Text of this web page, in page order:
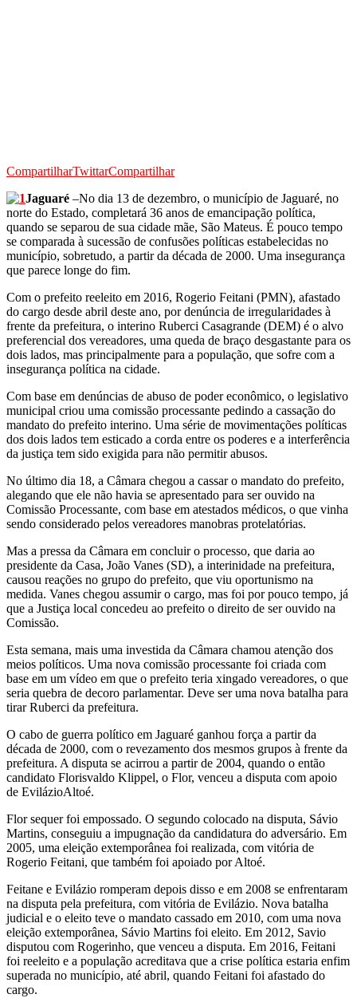
CompartilharTwittarCompartilhar
Jaguaré –No dia 13 de dezembro, o município de Jaguaré, no
norte do Estado, completará 36 anos de emancipação política,
quando se separou de sua cidade mãe, São Mateus. É pouco tempo
se comparada à sucessão de confusões políticas estabelecidas no
município, sobretudo, a partir da década de 2000. Uma insegurança
que parece longe do fim.
Com o prefeito reeleito em 2016, Rogerio Feitani (PMN), afastado
do cargo desde abril deste ano, por denúncia de irregularidades à
frente da prefeitura, o interino Ruberci Casagrande (DEM) é o alvo
preferencial dos vereadores, uma queda de braço desgastante para os
dois lados, mas principalmente para a população, que sofre com a
insegurança política na cidade.
Com base em denúncias de abuso de poder econômico, o legislativo
municipal criou uma comissão processante pedindo a cassação do
mandato do prefeito interino. Uma série de movimentações políticas
dos dois lados tem esticado a corda entre os poderes e a interferência
da justiça tem sido exigida para não permitir abusos.
No último dia 18, a Câmara chegou a cassar o mandato do prefeito,
alegando que ele não havia se apresentado para ser ouvido na
Comissão Processante, com base em atestados médicos, o que vinha
sendo considerado pelos vereadores manobras protelatórias.
Mas a pressa da Câmara em concluir o processo, que daria ao
presidente da Casa, João Vanes (SD), a interinidade na prefeitura,
causou reações no grupo do prefeito, que viu oportunismo na
medida. Vanes chegou assumir o cargo, mas foi por pouco tempo, já
que a Justiça local concedeu ao prefeito o direito de ser ouvido na
Comissão.
Esta semana, mais uma investida da Câmara chamou atenção dos
meios políticos. Uma nova comissão processante foi criada com
base em um vídeo em que o prefeito teria xingado vereadores, o que
seria quebra de decoro parlamentar. Deve ser uma nova batalha para
tirar Ruberci da prefeitura.
O cabo de guerra político em Jaguaré ganhou força a partir da
década de 2000, com o revezamento dos mesmos grupos à frente da
prefeitura. A disputa se acirrou a partir de 2004, quando o então
candidato Florisvaldo Klippel, o Flor, venceu a disputa com apoio
de EvilázioAltoé.
Flor sequer foi empossado. O segundo colocado na disputa, Sávio
Martins, conseguiu a impugnação da candidatura do adversário. Em
2005, uma eleição extemporânea foi realizada, com vitória de
Rogerio Feitani, que também foi apoiado por Altoé.
Feitane e Evilázio romperam depois disso e em 2008 se enfrentaram
na disputa pela prefeitura, com vitória de Evilázio. Nova batalha
judicial e o eleito teve o mandato cassado em 2010, com uma nova
eleição extemporânea, Sávio Martins foi eleito. Em 2012, Savio
disputou com Rogerinho, que venceu a disputa. Em 2016, Feitani
foi reeleito e a população acreditava que a crise política estaria enfim
superada no município, até abril, quando Feitani foi afastado do
cargo.